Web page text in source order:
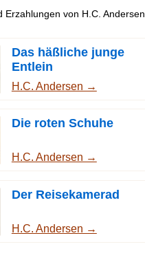
Erzahlungen von H.C. Andersen
Das häßliche junge
Entlein
H.C. Andersen →
Die roten Schuhe
H.C. Andersen →
Der Reisekamerad
H.C. Andersen →